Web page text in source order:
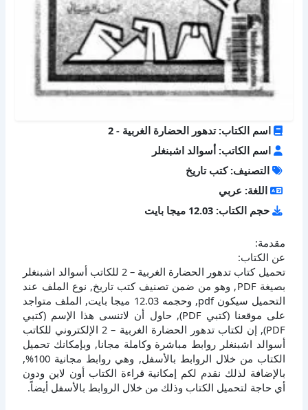
اسم الكتاب: تدهور الحضارة الغربية - 2
اسم الكاتب: أسوالد اشبنغلر
التصنيف: كتب تاريخ
اللغة: عربي
حجم الكتاب: 12.03 ميجا بايت
مقدمة:
عن الكتاب:
تحميل كتاب تدهور الحضارة الغربية – 2 للكاتب أسوالد اشبنغلر
بصيغة PDF, وهو من ضمن تصنيف كتب تاريخ, نوع الملف عند
التحميل سيكون pdf, وحجمه 12.03 ميجا بايت, الملف متواجد
على موقعنا (كتبي PDF), حاول أن لاتنسى هذا الإسم (كتبي
PDF), إن لكتاب تدهور الحضارة الغربية – 2 الإلكتروني للكاتب
أسوالد اشبنغلر روابط مباشرة وكاملة مجانا, وبإمكانك تحميل
الكتاب من خلال الروابط بالأسفل, وهي روابط مجانية 100%,
بالإضافة لذلك نقدم لكم إمكانية قراءة الكتاب أون لاين ودون
أي حاجة لتحميل الكتاب وذلك من خلال الروابط بالأسفل أيضاً.